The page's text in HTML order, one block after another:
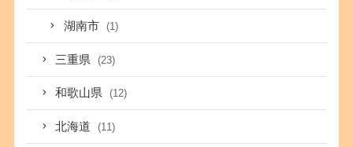
湖南市 (1)
三重県 (23)
和歌山県 (12)
北海道 (11)